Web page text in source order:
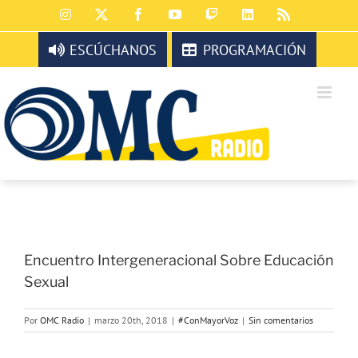
al
contenido
Instagram FacebookYouTubeTwitchLinkedIn
ESCÚCHANOS PROGRAMACIÓN
Encuentro Intergeneracional Sobre Educación
Sexual
Por OMC Radio | marzo 20th, 2018 | #ConMayorVoz | Sin comentarios